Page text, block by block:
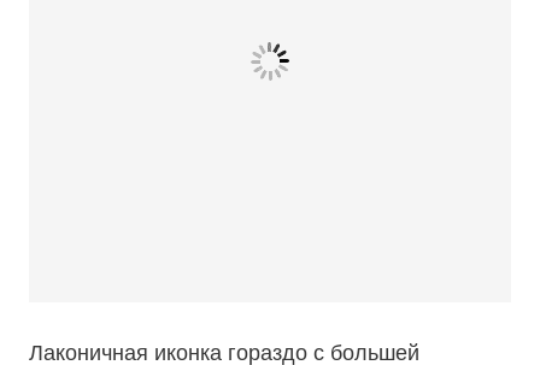
Лаконичная иконка гораздо с большей